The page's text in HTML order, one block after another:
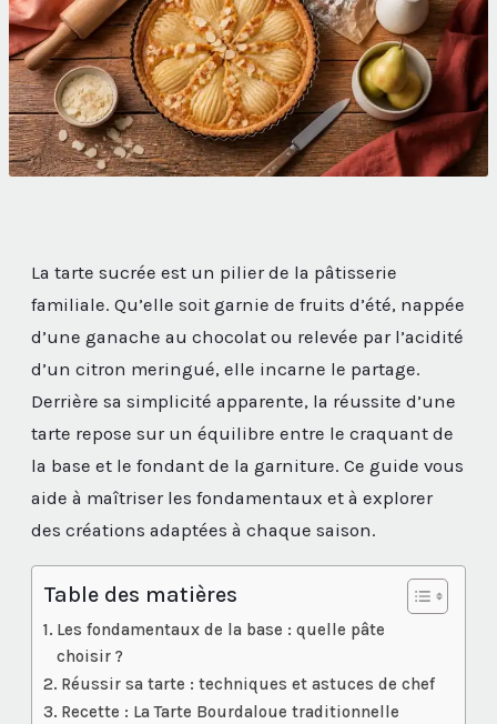
La tarte sucrée est un pilier de la pâtisserie
familiale. Qu’elle soit garnie de fruits d’été, nappée
d’une ganache au chocolat ou relevée par l’acidité
d’un citron meringué, elle incarne le partage.
Derrière sa simplicité apparente, la réussite d’une
tarte repose sur un équilibre entre le craquant de
la base et le fondant de la garniture. Ce guide vous
aide à maîtriser les fondamentaux et à explorer
des créations adaptées à chaque saison.
Table des matières
Les fondamentaux de la base : quelle pâte
choisir ?
Réussir sa tarte : techniques et astuces de chef
Recette : La Tarte Bourdaloue traditionnelle